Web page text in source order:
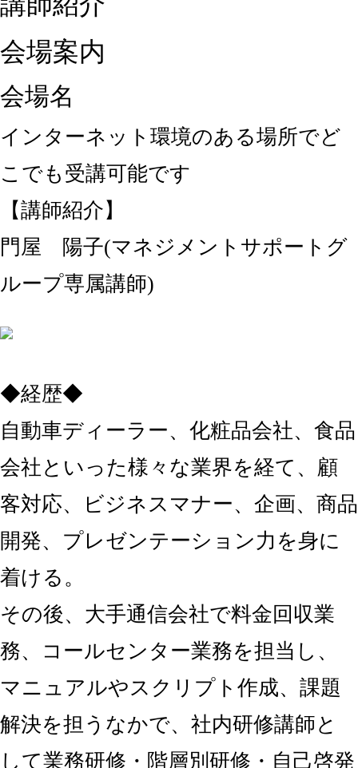
会場案内
会場名
インターネット環境のある場所でど
こでも受講可能です
【講師紹介】
門屋 陽子(マネジメントサポートグ
ループ専属講師)
◆経歴◆
自動車ディーラー、化粧品会社、食品
会社といった様々な業界を経て、顧
客対応、ビジネスマナー、企画、商品
開発、プレゼンテーション力を身に
着ける。
その後、大手通信会社で料金回収業
務、コールセンター業務を担当し、
マニュアルやスクリプト作成、課題
解決を担うなかで、社内研修講師と
して業務研修・階層別研修・自己啓発